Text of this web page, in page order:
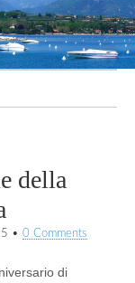
della
• 0 Comments
di